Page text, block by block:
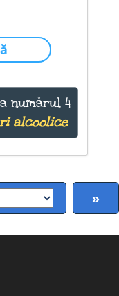
numărul 4
alcoolice
»